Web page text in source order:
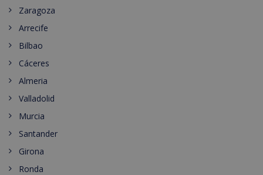
Zaragoza
Arrecife
Bilbao
Cáceres
Almeria
Valladolid
Murcia
Santander
Girona
Ronda